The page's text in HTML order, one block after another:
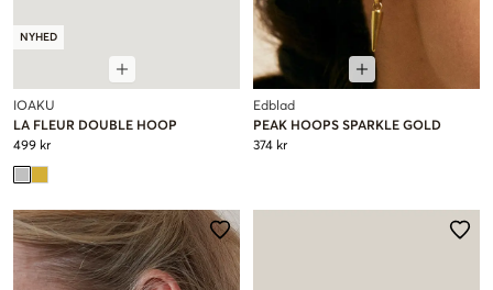
NYHED
IOAKU
LA FLEUR DOUBLE HOOP
499 kr
Edblad
PEAK HOOPS SPARKLE GOLD
374 kr